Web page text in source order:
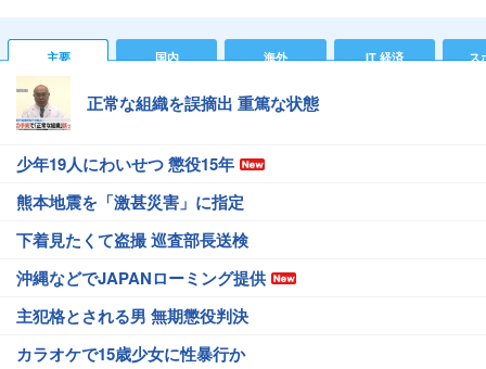
主要 国内 海外 IT 経済 ス
正常な組織を誤摘出 重篤な状態
少年19人にわいせつ 懲役15年
熊本地震を「激甚災害」に指定
下着見たくて盗撮 巡査部長送検
沖縄などでJAPANローミング提供
主犯格とされる男 無期懲役判決
カラオケで15歳少女に性暴行か